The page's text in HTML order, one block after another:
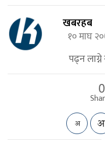
खबरहब
१० माघ
पढ्न
0